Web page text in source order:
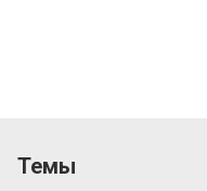
Темы